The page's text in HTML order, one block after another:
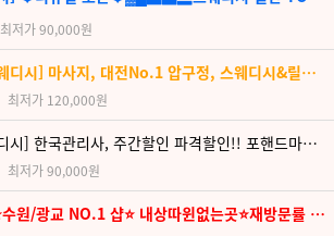
최저가90,000원
대전 둔산동 [압구정스웨디시] 마사지, 대전No.1 압구정, 스웨디시&릴렉싱&테라피, 편안한 휴식
최저가 120,000원
대전 갈마동 [가인스웨디시] 한국관리사, 주간할인 파격할인!! 포핸드마사지 개시!
최저가90,000원
수원 광교 [본테라피] ⭐️수원/광교 NO.1 샵⭐️ 내상따윈없는곳⭐️재방문률 1위 ⭐️ 광교역 도보5분 ⭐️